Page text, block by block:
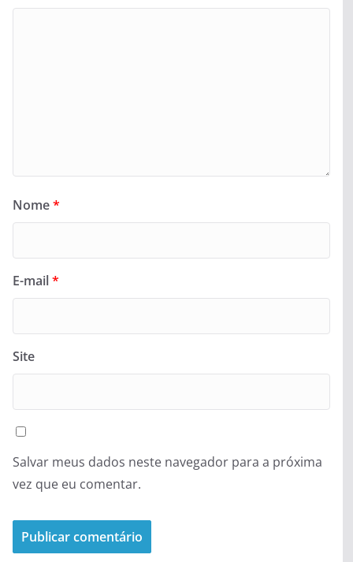
Nome*
E-mail*
Site
Salvar meus dados neste navegador para a próxima
vez que eu comentar.